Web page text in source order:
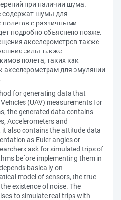
при наличии шума.
содержат шумы для
с различными
подробно объяснено позже.
акселерометров также
силы также
полета, таких как
акселерометрам для эмуляции
for generating data that
(UAV) measurements for
the generated data contains
Accelerometers and
it also contains the attitude data
as Euler angles or
ask for simulated trips of
before implementing them in
basically on
model of sensors, the true
existence of noise. The
to simulate real trips with